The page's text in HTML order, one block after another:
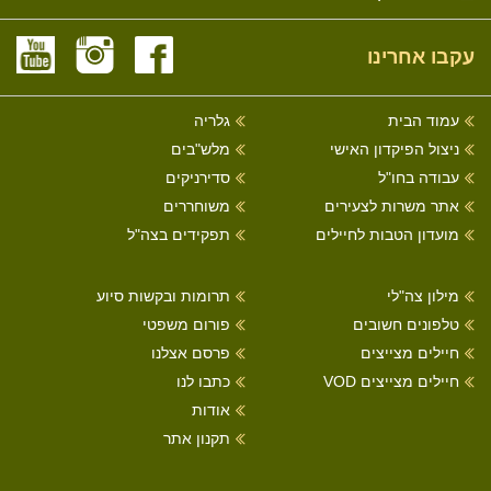
עקבו אחרינו
עמוד הבית
ניצול הפיקדון האישי
עבודה בחו"ל
אתר משרות לצעירים
מועדון הטבות לחיילים
גלריה
מלש"בים
סדירניקים
משוחררים
תפקידים בצה"ל
מילון צה"לי
טלפונים חשובים
חיילים מצייצים
חיילים מצייצים VOD
תרומות ובקשות סיוע
פורום משפטי
פרסם אצלנו
כתבו לנו
אודות
תקנון אתר